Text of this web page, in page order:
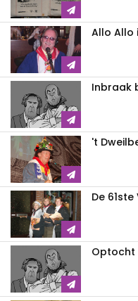
Allo Allo
Inbraak
't
De
Optocht